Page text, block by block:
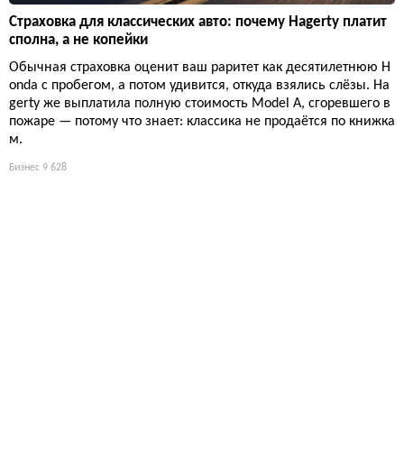
Страховка для классических авто: почему Hagerty платит
сполна, а не копейки
Обычная страховка оценит ваш раритет как десятилетнюю H
onda с пробегом, а потом удивится, откуда взялись слёзы. Ha
gerty же выплатила полную стоимость Model A, сгоревшего в
пожаре — потому что знает: классика не продаётся по книжка
м.
Бизнес 9 628